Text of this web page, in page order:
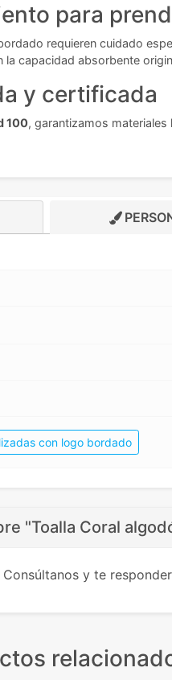
para
requieren cuidado
capacidad absorbente
y certificada
100, garantizamos
con logo bordado
"Toalla Coral
Consúltanos y te